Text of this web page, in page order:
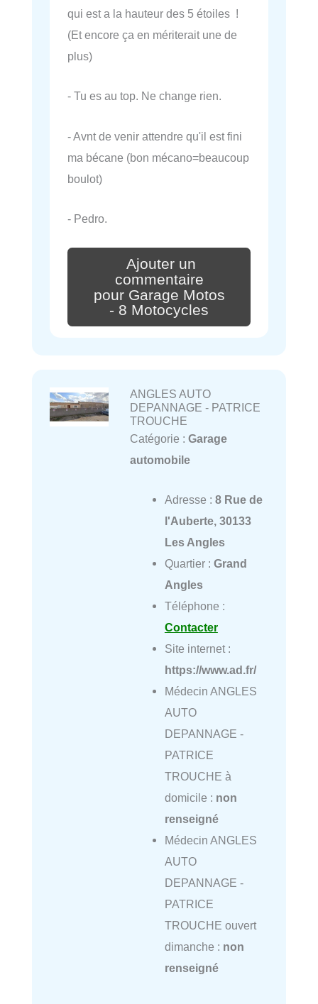
qui est a la hauteur des 5 étoiles !
(Et encore ça en mériterait une de
plus)
- Tu es au top. Ne change rien.
- Avnt de venir attendre qu'il est fini
ma bécane (bon mécano=beaucoup
boulot)
- Pedro.
Ajouter un
commentaire
pour Garage Motos
- 8 Motocycles
ANGLES AUTO
DEPANNAGE - PATRICE
TROUCHE
Catégorie : Garage
automobile
Adresse : 8 Rue de
l'Auberte, 30133
Les Angles
Quartier : Grand
Angles
Téléphone :
Contacter
Site internet :
https://www.ad.fr/
Médecin ANGLES
AUTO
DEPANNAGE -
PATRICE
TROUCHE à
domicile : non
renseigné
Médecin ANGLES
AUTO
DEPANNAGE -
PATRICE
TROUCHE ouvert
dimanche : non
renseigné